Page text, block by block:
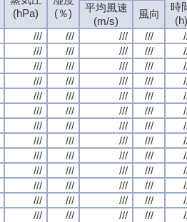
(hPa)
(％)
時
(h)
平均風速
(m/s)
風向
/// /// /// ///
/// /// /// ///
/// /// /// ///
/// /// /// ///
/// /// /// ///
/// /// /// ///
/// /// /// ///
/// /// /// ///
/// /// /// ///
/// /// /// ///
/// /// /// ///
/// /// /// ///
/// /// /// ///